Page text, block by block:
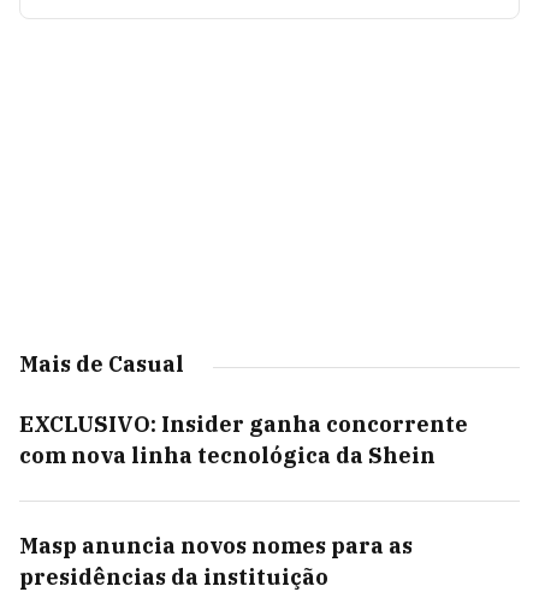
Mais de Casual
EXCLUSIVO: Insider ganha concorrente
com nova linha tecnológica da Shein
Masp anuncia novos nomes para as
presidências da instituição